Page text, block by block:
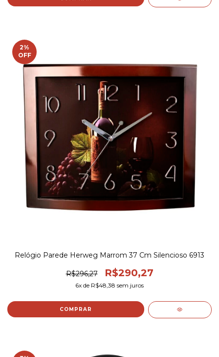
2%
OFF
Relógio Parede Herweg Marrom 37 Cm Silencioso 6913
R$296,27 R$290,27
6x de R$48,38 sem juros